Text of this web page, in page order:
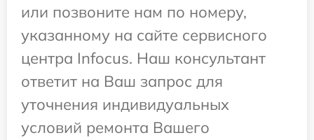
или позвоните нам по номеру,
указанному на сайте сервисного
центра Infocus. Наш консультант
ответит на Ваш запрос для
уточнения индивидуальных
условий ремонта Вашего